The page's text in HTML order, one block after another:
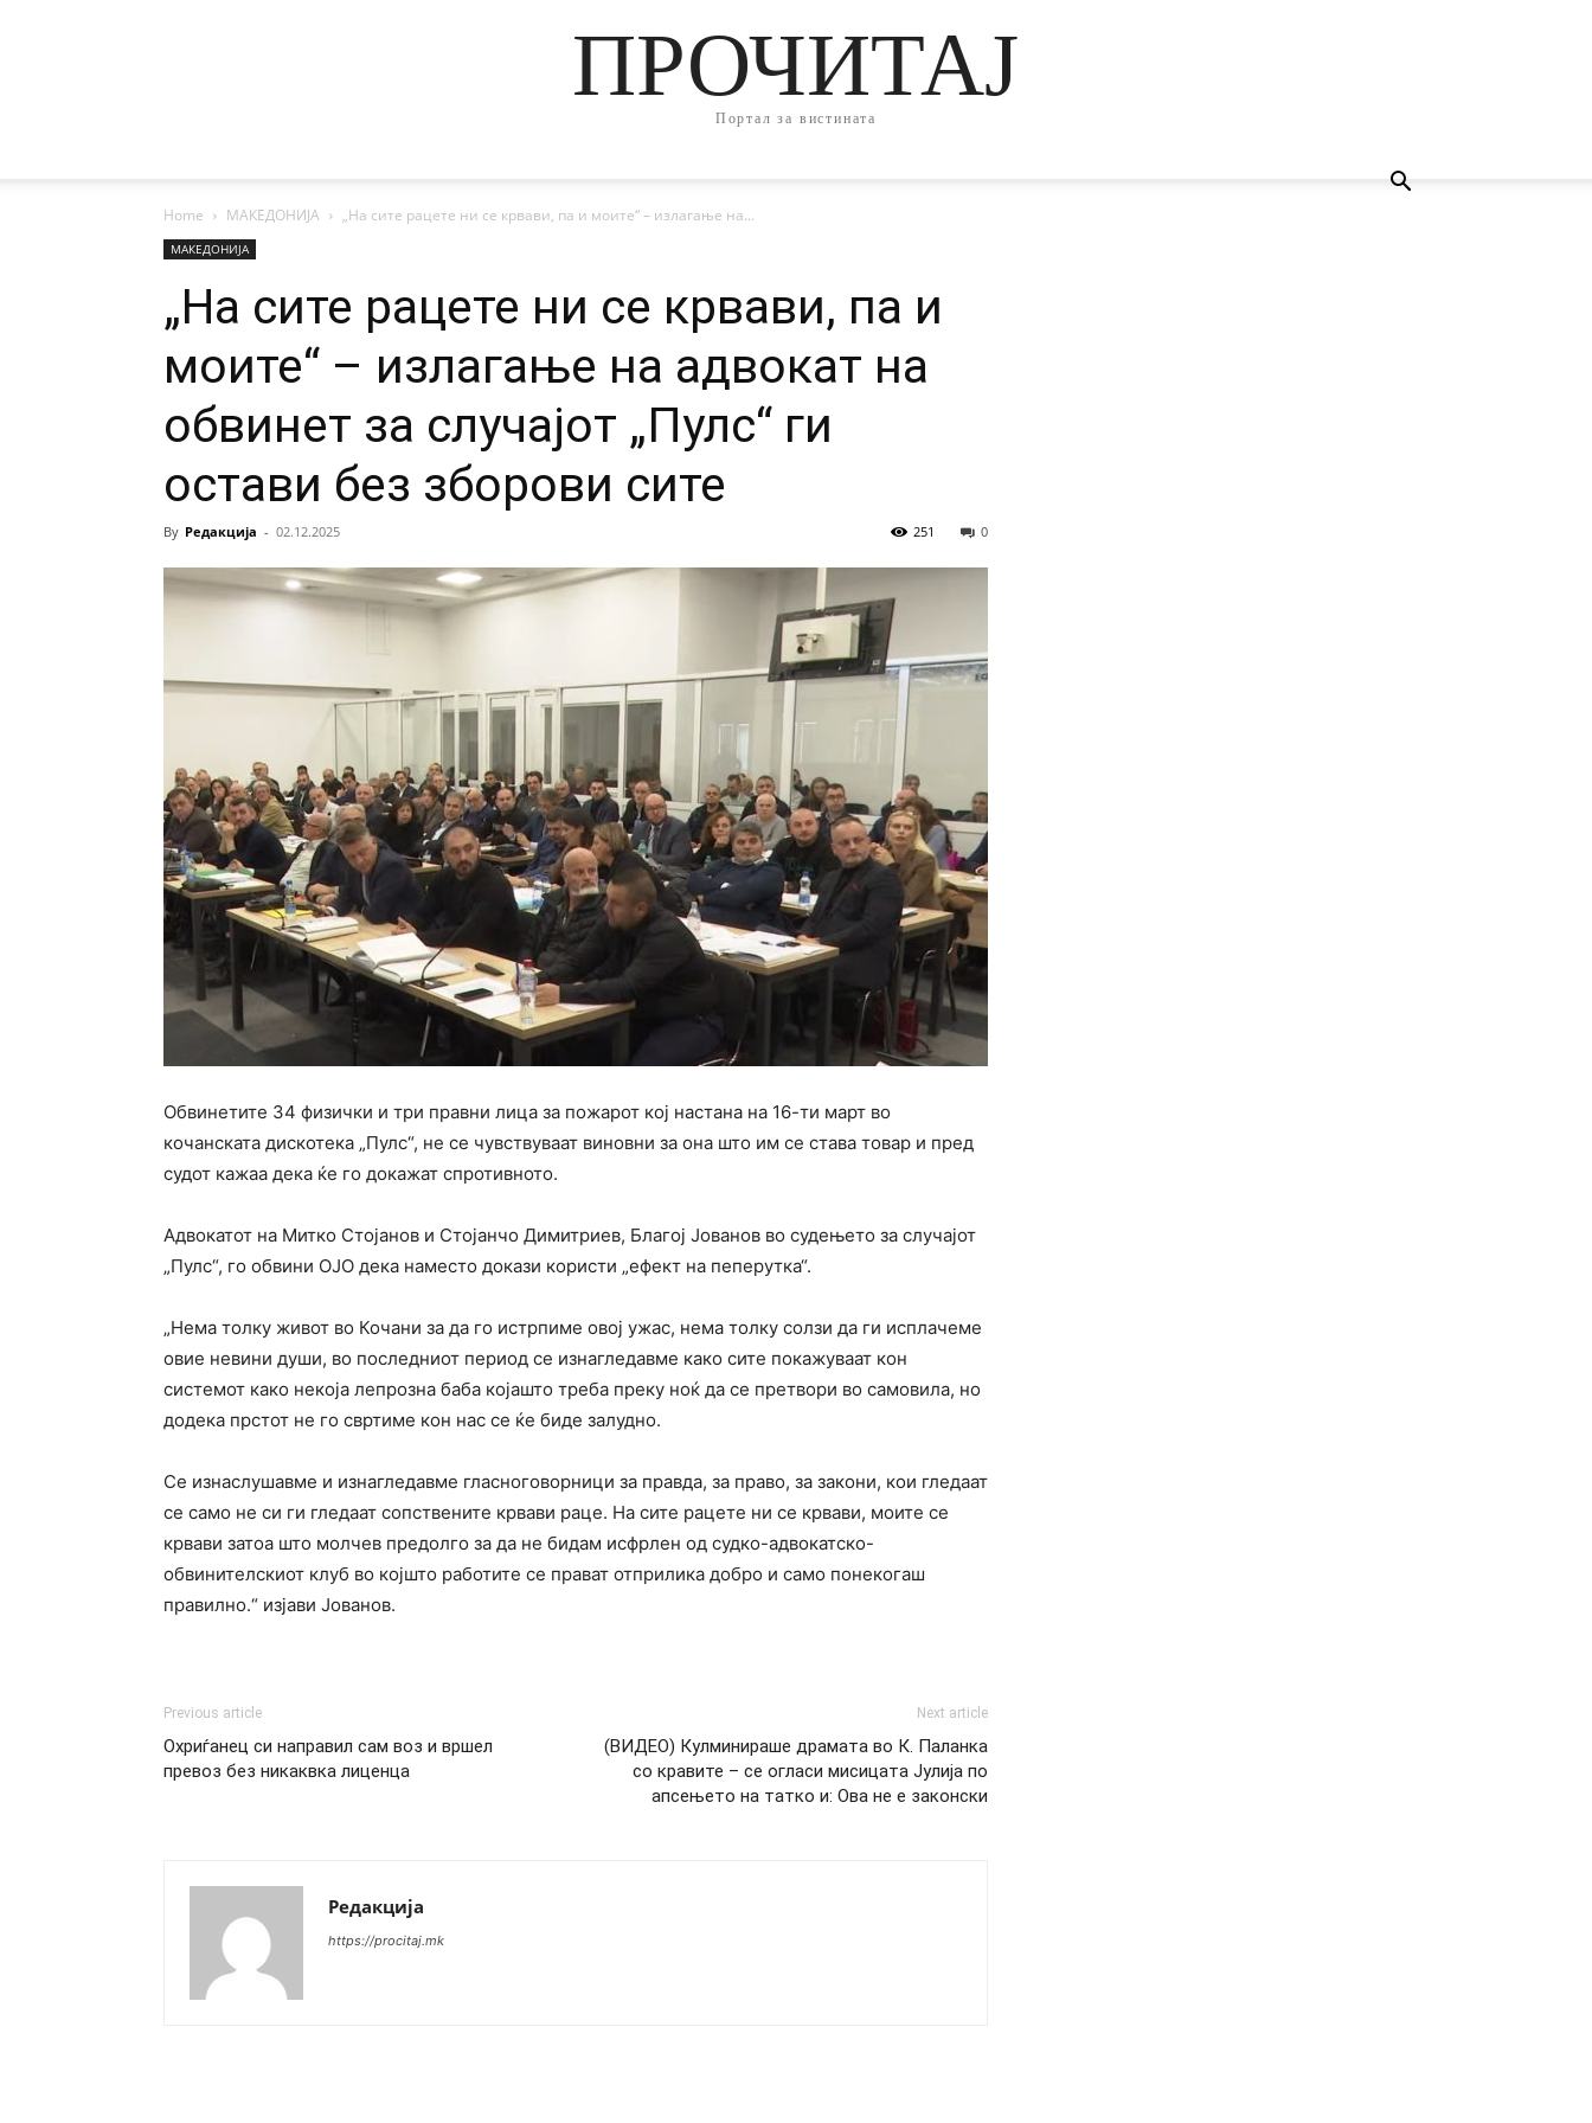
ПРОЧИТАЈ
Портал за вистината
Home МАКЕДОНИЈА „На сите рацете ни се крвави, па и моите“ – излагање на...
МАКЕДОНИЈА
„На сите рацете ни се крвави, па и
моите“ – излагање на адвокат на
обвинет за случајот „Пулс“ ги
остави без зборови сите
By Редакција - 02.12.2025 0
251
Обвинетите 34 физички и три правни лица за пожарот кој настана на 16-ти март во
кочанската дискотека „Пулс“, не се чувствуваат виновни за она што им се става товар и пред
судот кажаа дека ќе го докажат спротивното.
Адвокатот на Митко Стојанов и Стојанчо Димитриев, Благој Јованов во судењето за случајот
„Пулс“, го обвини ОЈО дека наместо докази користи „ефект на пеперутка“.
„Нема толку живот во Кочани за да го истрпиме овој ужас, нема толку солзи да ги исплачеме
овие невини души, во последниот период се изнагледавме како сите покажуваат кон
системот како некоја лепрозна баба којашто треба преку ноќ да се претвори во самовила, но
додека прстот не го свртиме кон нас се ќе биде залудно.
Се изнаслушавме и изнагледавме гласноговорници за правда, за право, за закони, кои гледаат
се само не си ги гледаат сопствените крвави раце. На сите рацете ни се крвави, моите се
крвави затоа што молчев предолго за да не бидам исфрлен од судко-адвокатско-
обвинителскиот клуб во којшто работите се прават отприлика добро и само понекогаш
правилно.“ изјави Јованов.
Previous article
Охриѓанец си направил сам воз и вршел
превоз без никаквка лиценца
Next article
(ВИДЕО) Кулминираше драмата во К. Паланка
со кравите – се огласи мисицата Јулија по
апсењето на татко и: Ова не е законски
Редакција
https://procitaj.mk